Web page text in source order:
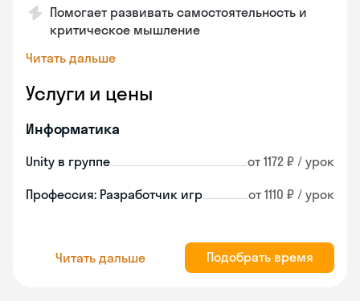
Помогает развивать самостоятельность и
критическое мышление
Читать дальше
Услуги и цены
Информатика
Unity в группе от 1172 ₽ / урок
Профессия: Разработчик игр от 1110 ₽ / урок
Читать дальше Подобрать время